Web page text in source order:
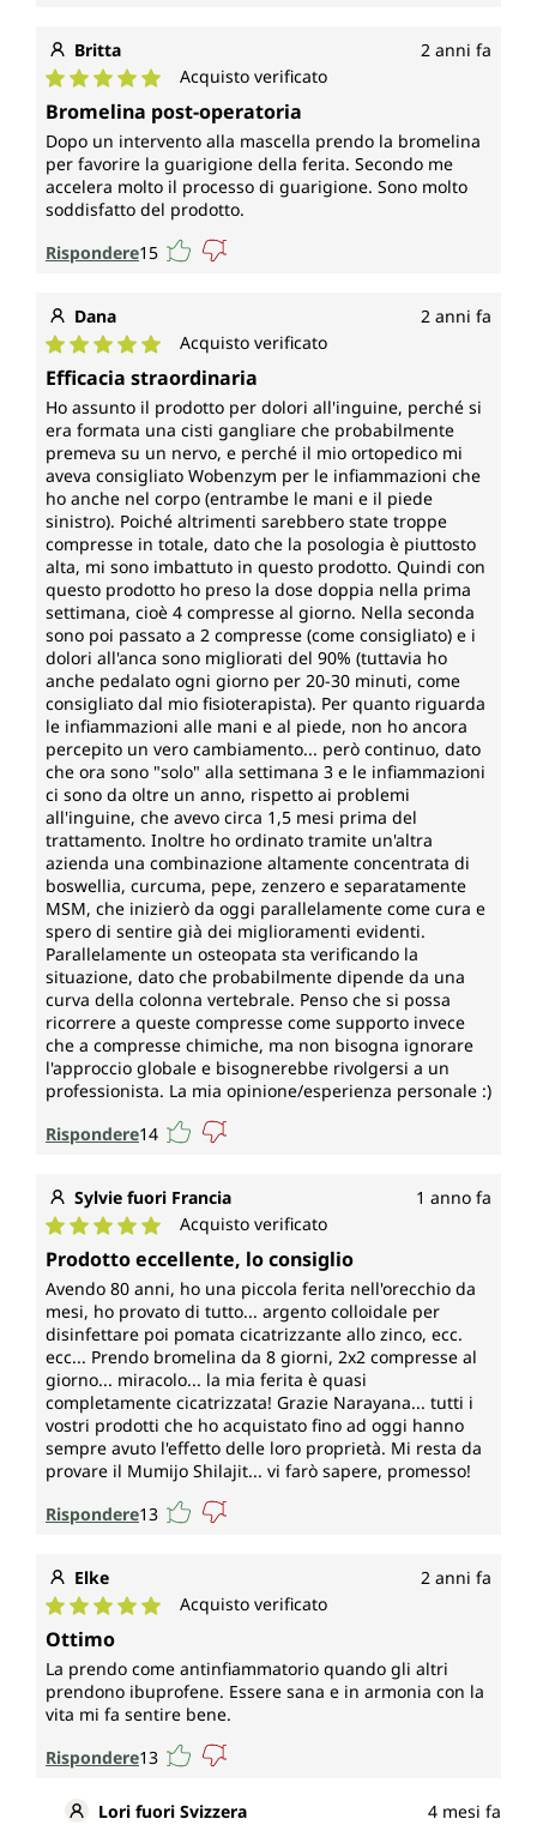
Britta 2 anni fa
Valutazione media di 5 su 5 stelle
Acquisto verificato
Bromelina post-operatoria
Dopo un intervento alla mascella prendo la bromelina
per favorire la guarigione della ferita. Secondo me
accelera molto il processo di guarigione. Sono molto
soddisfatto del prodotto.
Rispondere15
Dana 2 anni fa
Valutazione media di 5 su 5 stelle
Acquisto verificato
Efficacia straordinaria
Ho assunto il prodotto per dolori all'inguine, perché si
era formata una cisti gangliare che probabilmente
premeva su un nervo, e perché il mio ortopedico mi
aveva consigliato Wobenzym per le infiammazioni che
ho anche nel corpo (entrambe le mani e il piede
sinistro). Poiché altrimenti sarebbero state troppe
compresse in totale, dato che la posologia è piuttosto
alta, mi sono imbattuto in questo prodotto. Quindi con
questo prodotto ho preso la dose doppia nella prima
settimana, cioè 4 compresse al giorno. Nella seconda
sono poi passato a 2 compresse (come consigliato) e i
dolori all'anca sono migliorati del 90% (tuttavia ho
anche pedalato ogni giorno per 20-30 minuti, come
consigliato dal mio fisioterapista). Per quanto riguarda
le infiammazioni alle mani e al piede, non ho ancora
percepito un vero cambiamento... però continuo, dato
che ora sono "solo" alla settimana 3 e le infiammazioni
ci sono da oltre un anno, rispetto ai problemi
all'inguine, che avevo circa 1,5 mesi prima del
trattamento. Inoltre ho ordinato tramite un'altra
azienda una combinazione altamente concentrata di
boswellia, curcuma, pepe, zenzero e separatamente
MSM, che inizierò da oggi parallelamente come cura e
spero di sentire già dei miglioramenti evidenti.
Parallelamente un osteopata sta verificando la
situazione, dato che probabilmente dipende da una
curva della colonna vertebrale. Penso che si possa
ricorrere a queste compresse come supporto invece
che a compresse chimiche, ma non bisogna ignorare
l'approccio globale e bisognerebbe rivolgersi a un
professionista. La mia opinione/esperienza personale :)
Rispondere14
Sylvie fuori Francia 1 anno fa
Valutazione media di 5 su 5 stelle
Acquisto verificato
Prodotto eccellente, lo consiglio
Avendo 80 anni, ho una piccola ferita nell'orecchio da
mesi, ho provato di tutto... argento colloidale per
disinfettare poi pomata cicatrizzante allo zinco, ecc.
ecc... Prendo bromelina da 8 giorni, 2x2 compresse al
giorno... miracolo... la mia ferita è quasi
completamente cicatrizzata! Grazie Narayana... tutti i
vostri prodotti che ho acquistato fino ad oggi hanno
sempre avuto l'effetto delle loro proprietà. Mi resta da
provare il Mumijo Shilajit... vi farò sapere, promesso!
Rispondere13
Elke 2 anni fa
Valutazione media di 5 su 5 stelle
Acquisto verificato
Ottimo
La prendo come antinfiammatorio quando gli altri
prendono ibuprofene. Essere sana e in armonia con la
vita mi fa sentire bene.
Rispondere13
Lori fuori Svizzera
4 mesi fa